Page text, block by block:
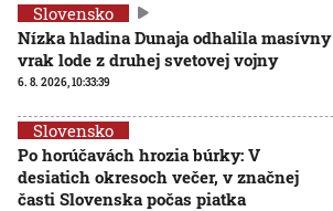
Slovensko
Nízka hladina Dunaja odhalila masívny
vrak lode z druhej svetovej vojny
6. 8. 2026, 10:33:39
Slovensko
Po horúčavách hrozia búrky: V
desiatich okresoch večer, v značnej
časti Slovenska počas piatka